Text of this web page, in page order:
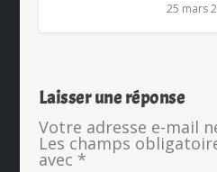
25 mars
Laisser une réponse
Votre adresse e-mail
Les champs
avec *